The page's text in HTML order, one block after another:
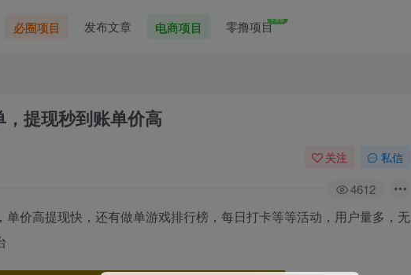
必圈项目 发布文章 电商项目 零撸项目+99
提现秒到账单价高
关注 私信
4612
价高提现快，还有做单游戏排行榜，每日打卡等等活动，用户量多，无